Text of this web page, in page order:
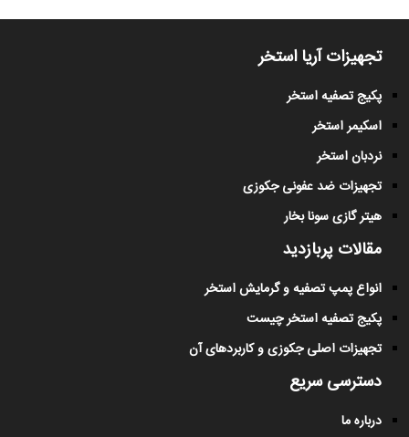
تجهیزات آریا استخر
پکیج تصفیه استخر
اسکیمر استخر
نردبان استخر
تجهیزات ضد عفونی جکوزی
هیتر گازی سونا بخار
مقالات پربازدید
انواع پمپ تصفیه و گرمایش استخر
پکیج تصفیه استخر چیست
تجهیزات اصلی جکوزی و کاربردهای آن
دسترسی سریع
درباره ما